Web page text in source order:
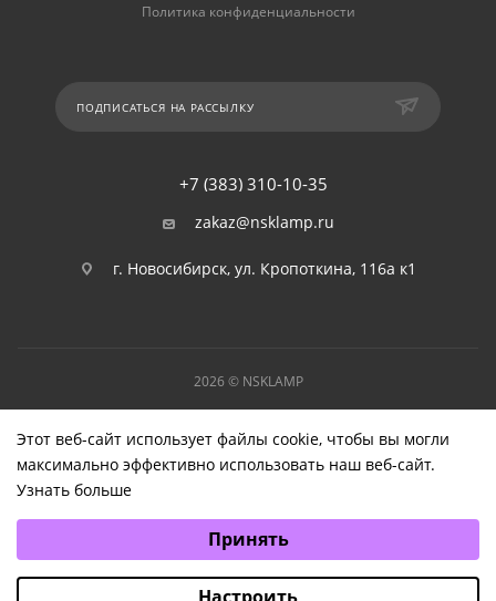
Политика конфиденциальности
ПОДПИСАТЬСЯ НА РАССЫЛКУ
+7 (383) 310-10-35
zakaz@nsklamp.ru
г. Новосибирск, ул. Кропоткина, 116а к1
2026 © NSKLAMP
Этот веб-сайт использует файлы cookie, чтобы вы могли
максимально эффективно использовать наш веб-сайт.
Узнать больше
Аналитические/Функциональные
Принять